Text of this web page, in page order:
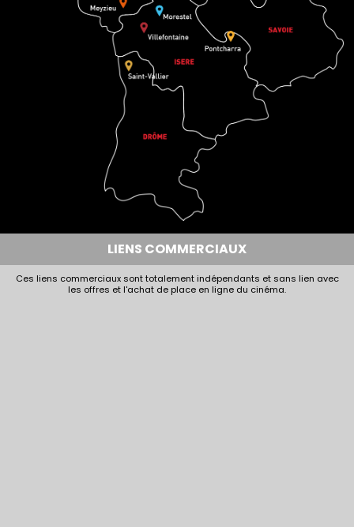
LIENS COMMERCIAUX
Ces liens commerciaux sont totalement indépendants et sans lien avec
les offres et l'achat de place en ligne du cinéma.